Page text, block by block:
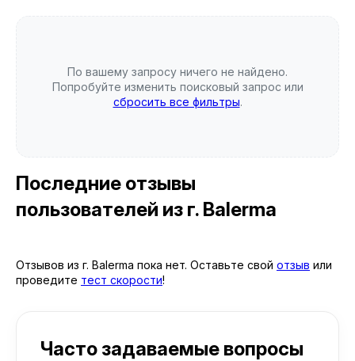
По вашему запросу ничего не найдено.
Попробуйте изменить поисковый запрос или
сбросить все фильтры.
Последние отзывы
пользователей из г. Balerma
Отзывов из г. Balerma пока нет. Оставьте свой отзыв или
проведите тест скорости!
Часто задаваемые вопросы